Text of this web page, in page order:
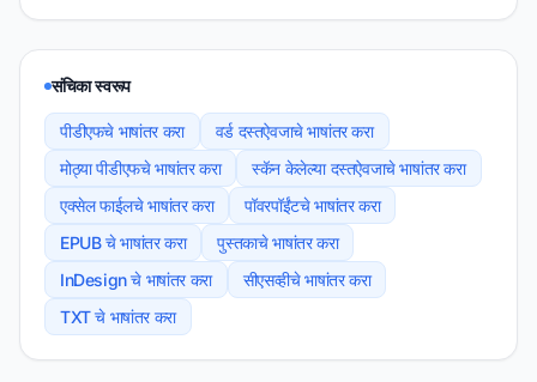
संचिका स्वरूप
पीडीएफचे भाषांतर करा
वर्ड दस्तऐवजाचे भाषांतर करा
मोठ्या पीडीएफचे भाषांतर करा
स्कॅन केलेल्या दस्तऐवजाचे भाषांतर करा
एक्सेल फाईलचे भाषांतर करा
पॉवरपॉईंटचे भाषांतर करा
EPUB चे भाषांतर करा
पुस्तकाचे भाषांतर करा
InDesign चे भाषांतर करा
सीएसव्हीचे भाषांतर करा
TXT चे भाषांतर करा